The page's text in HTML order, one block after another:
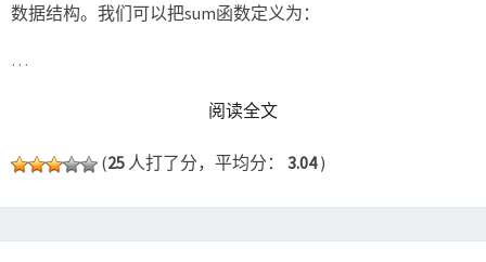
数据结构。我们可以把sum函数定义为：
…
阅读全文READ MORE
(25 人打了分，平均分： 3.04)